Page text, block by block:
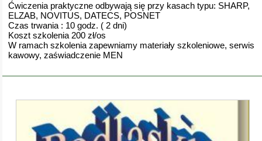
Ćwiczenia praktyczne odbywają się przy kasach typu: SHARP,
ELZAB, NOVITUS, DATECS, POSNET
Czas trwania : 10 godz. ( 2 dni)
Koszt szkolenia 200 zł/os
W ramach szkolenia zapewniamy materiały szkoleniowe, serwis
kawowy, zaświadczenie MEN